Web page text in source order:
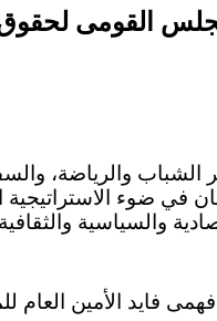
القومى
والرياضة،
في ضوء الاستراتيجية
والسياسية
فهمى فايد الأمين